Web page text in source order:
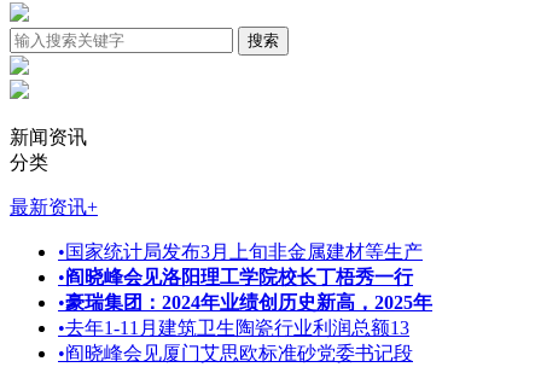
新闻资讯
分类
最新资讯+
•国家统计局发布3月上旬非金属建材等生产
•阎晓峰会见洛阳理工学院校长丁梧秀一行
•豪瑞集团：2024年业绩创历史新高，2025年
•去年1-11月建筑卫生陶瓷行业利润总额13
•阎晓峰会见厦门艾思欧标准砂党委书记段